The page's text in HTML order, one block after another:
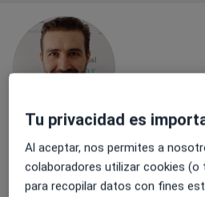
Dr. Jonathan
Traumatólogo·Ver más
98 opiniones
Tu privacidad es
Al aceptar, nos permites a
colaboradores utilizar cookies (o
para recopilar datos con fines